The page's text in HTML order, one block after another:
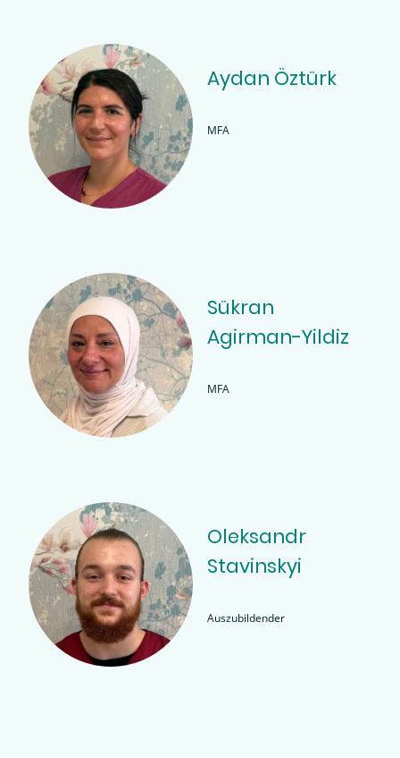
Aydan Öztürk
MFA
Sükran
Agirman-Yildiz
MFA
Oleksandr
Stavinskyi
Auszubildender